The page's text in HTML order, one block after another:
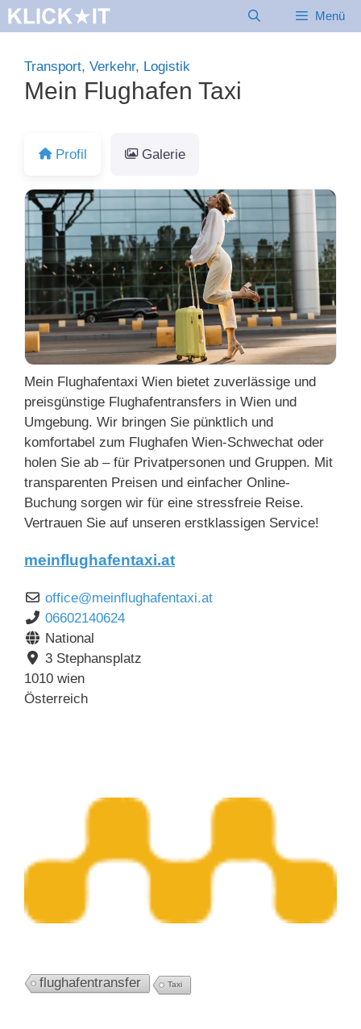
Zum
Inhalt
Menü
Transport, Verkehr, Logistik
Mein Flughafen Taxi
Profil Galerie
Mein Flughafentaxi Wien bietet zuverlässige und
preisgünstige Flughafentransfers in Wien und
Umgebung. Wir bringen Sie pünktlich und
komfortabel zum Flughafen Wien-Schwechat oder
holen Sie ab – für Privatpersonen und Gruppen. Mit
transparenten Preisen und einfacher Online-
Buchung sorgen wir für eine stressfreie Reise.
Vertrauen Sie auf unseren erstklassigen Service!
meinflughafentaxi.at
office@meinflughafentaxi.at
06602140624
National
3 Stephansplatz
1010 wien
Österreich
flughafentransfer Taxi